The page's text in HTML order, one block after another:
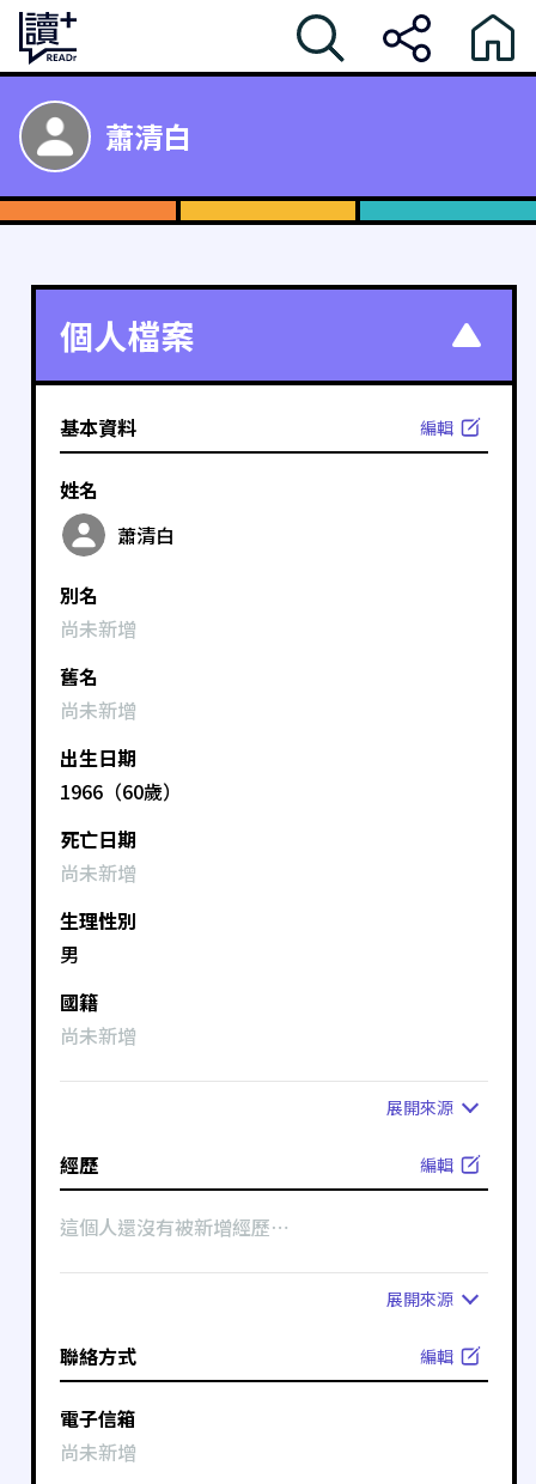
蕭清白
個人檔案
基本資料 編輯
姓名
蕭清白
別名
尚未新增
舊名
尚未新增
出生日期
1966（60歲）
死亡日期
尚未新增
生理性別
男
國籍
尚未新增
展開來源
經歷 編輯
這個人還沒有被新增經歷⋯
展開來源
聯絡方式 編輯
電子信箱
尚未新增